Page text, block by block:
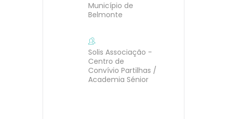
Município de
Belmonte
Solis Associação -
Centro de
Convívio Partilhas /
Academia Sénior